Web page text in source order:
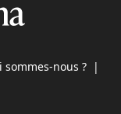
sommes-nous ? |